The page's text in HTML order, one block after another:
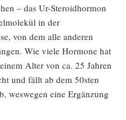
– das Ur-Steroidhormon
in der
von dem alle anderen
Wie viele Hormone hat
Alter von ca. 25 Jahren
und fällt ab dem 50sten
weswegen eine Ergänzung